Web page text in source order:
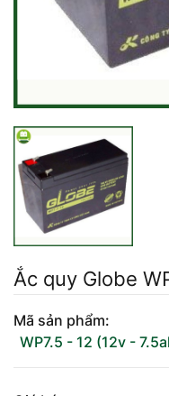
Ắc quy Globe
Mã sản phẩm:
WP7.5 - 12 (12v -